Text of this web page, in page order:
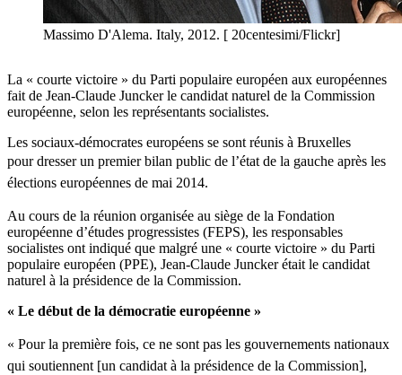
Massimo D'Alema. Italy, 2012. [ 20centesimi/Flickr]
La « courte victoire » du Parti populaire européen aux européennes
fait de Jean-Claude Juncker le candidat naturel de la Commission
européenne, selon les représentants socialistes.
Les sociaux-démocrates européens se sont réunis à Bruxelles
pour dresser un premier bilan public de l’état de la gauche après les
élections européennes de mai 2014.
Au cours de la réunion organisée au siège de la Fondation
européenne d’études progressistes (FEPS), les responsables
socialistes ont indiqué que malgré une « courte victoire » du Parti
populaire européen (PPE), Jean-Claude Juncker était le candidat
naturel à la présidence de la Commission.
« Le début de la démocratie européenne »
« Pour la première fois, ce ne sont pas les gouvernements nationaux
qui soutiennent [un candidat à la présidence de la Commission],